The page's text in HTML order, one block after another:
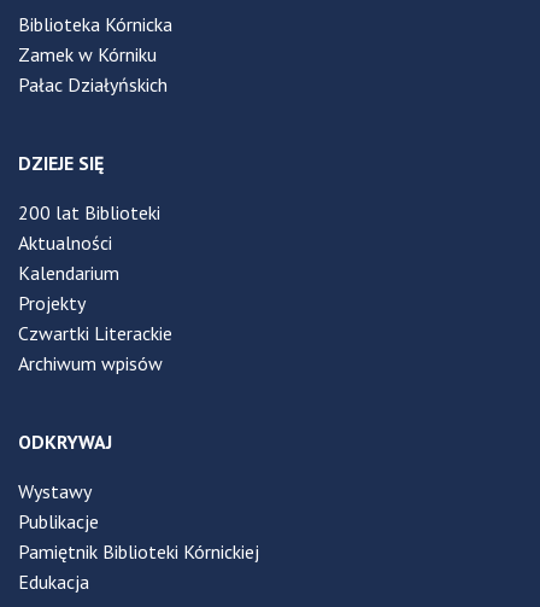
Biblioteka Kórnicka
Zamek w Kórniku
Pałac Działyńskich
DZIEJE SIĘ
200 lat Biblioteki
Aktualności
Kalendarium
Projekty
Czwartki Literackie
Archiwum wpisów
ODKRYWAJ
Wystawy
Publikacje
Pamiętnik Biblioteki Kórnickiej
Edukacja